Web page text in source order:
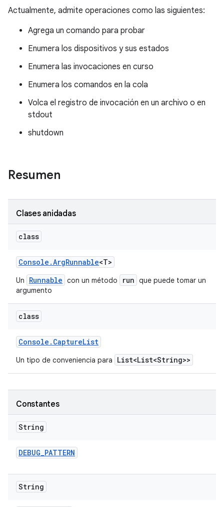
Actualmente, admite operaciones como las siguientes:
Agrega un comando para probar
Enumera los dispositivos y sus estados
Enumera las invocaciones en curso
Enumera los comandos en la cola
Volca el registro de invocación en un archivo o en
stdout
shutdown
Resumen
Clases anidadas
class
Console .ArgRunnable<T>
Un Runnable con un método run que puede tomar un
argumento
class
Console . CaptureList
Un tipo de conveniencia para List<List<String>>
Constantes
String
DEBUG_PATTERN
String